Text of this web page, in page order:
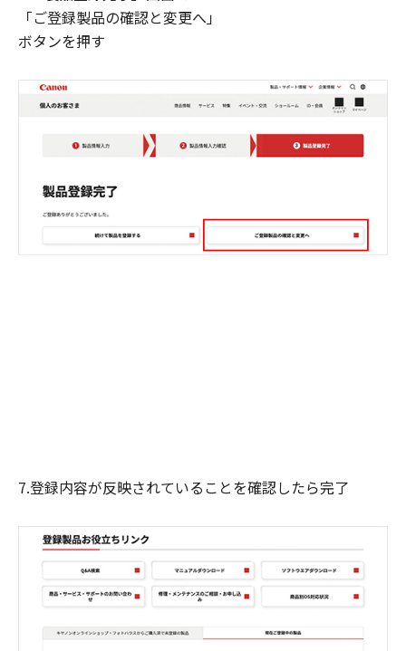
「ご登録製品の確認と変更へ」
ボタンを押す
7.登録内容が反映されていることを確認したら完了